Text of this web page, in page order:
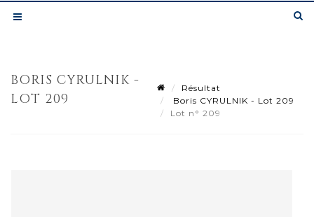
BORIS CYRULNIK -
LOT 209
Résultat
Boris CYRULNIK - Lot 209
Lot n° 209